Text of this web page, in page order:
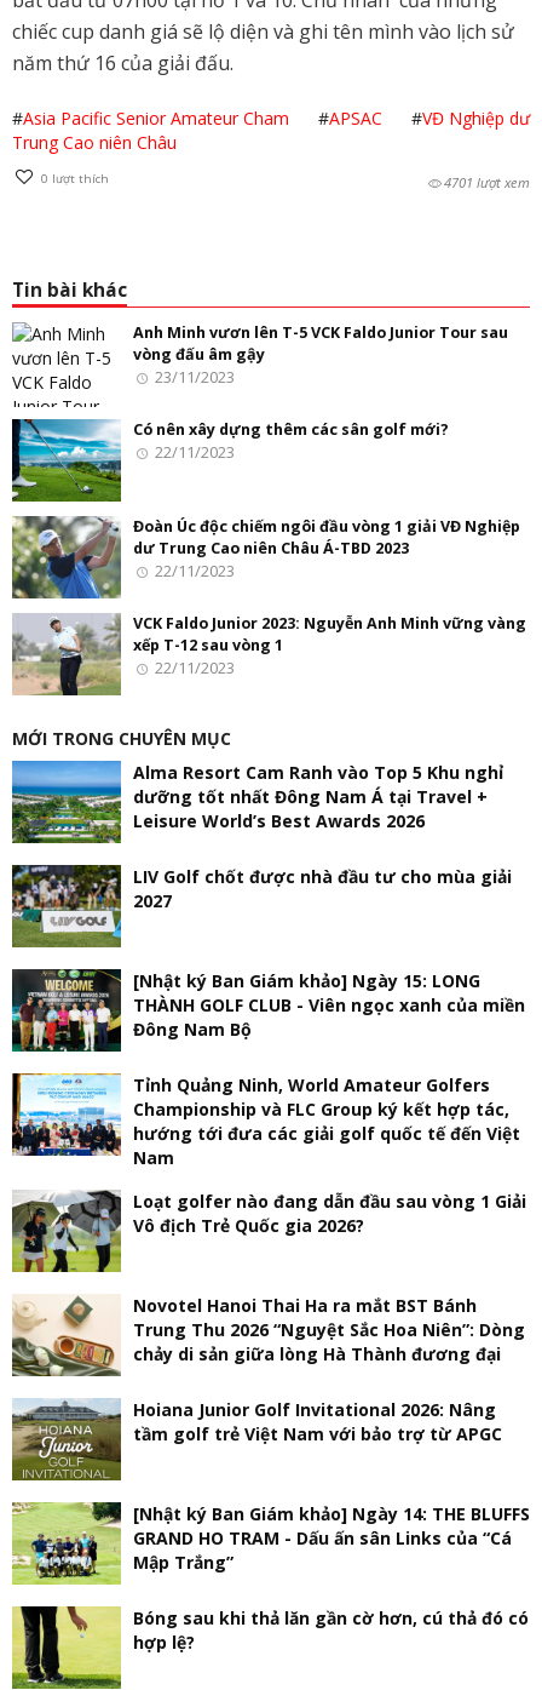
chiếc cup danh giá sẽ lộ diện và ghi tên mình vào lịch sử
năm thứ 16 của giải đấu.
#Asia Pacific Senior Amateur Cham #APSAC #VĐ Nghiệp dư
Trung Cao niên Châu
0 lượt thích 4701 lượt xem
Tin bài khác
Anh Minh vươn lên T-5 VCK Faldo Junior Tour sau
vòng đấu âm gậy
23/11/2023
Có nên xây dựng thêm các sân golf mới?
22/11/2023
Đoàn Úc độc chiếm ngôi đầu vòng 1 giải VĐ Nghiệp
dư Trung Cao niên Châu Á-TBD 2023
22/11/2023
VCK Faldo Junior 2023: Nguyễn Anh Minh vững vàng
xếp T-12 sau vòng 1
22/11/2023
MỚI TRONG CHUYÊN MỤC
Alma Resort Cam Ranh vào Top 5 Khu nghỉ
dưỡng tốt nhất Đông Nam Á tại Travel +
Leisure World’s Best Awards 2026
LIV Golf chốt được nhà đầu tư cho mùa giải
2027
[Nhật ký Ban Giám khảo] Ngày 15: LONG
THÀNH GOLF CLUB - Viên ngọc xanh của miền
Đông Nam Bộ
Tỉnh Quảng Ninh, World Amateur Golfers
Championship và FLC Group ký kết hợp tác,
hướng tới đưa các giải golf quốc tế đến Việt
Nam
Loạt golfer nào đang dẫn đầu sau vòng 1 Giải
Vô địch Trẻ Quốc gia 2026?
Novotel Hanoi Thai Ha ra mắt BST Bánh
Trung Thu 2026 “Nguyệt Sắc Hoa Niên”: Dòng
chảy di sản giữa lòng Hà Thành đương đại
Hoiana Junior Golf Invitational 2026: Nâng
tầm golf trẻ Việt Nam với bảo trợ từ APGC
[Nhật ký Ban Giám khảo] Ngày 14: THE BLUFFS
GRAND HO TRAM - Dấu ấn sân Links của “Cá
Mập Trắng”
Bóng sau khi thả lăn gần cờ hơn, cú thả đó có
hợp lệ?